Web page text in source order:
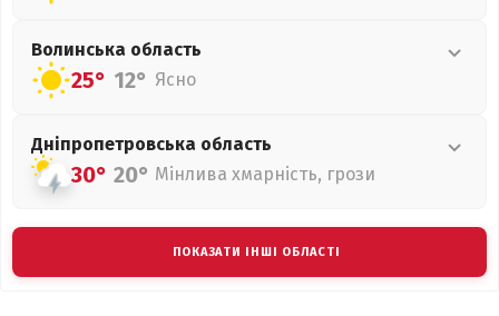
Волинська область
25° 12° Ясно
Дніпропетровська область
30° 20° Мінлива хмарність, грози
ПОКАЗАТИ ІНШІ ОБЛАСТІ